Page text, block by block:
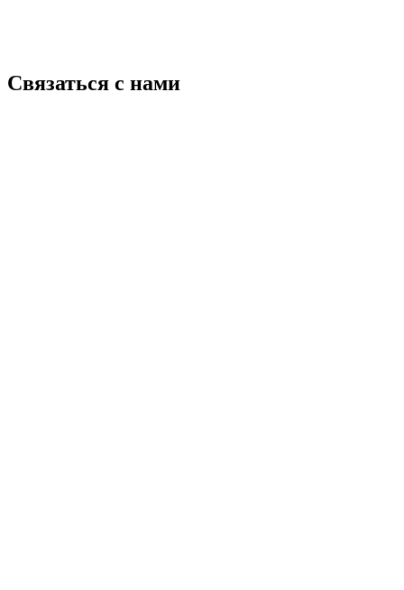
Связаться с нами